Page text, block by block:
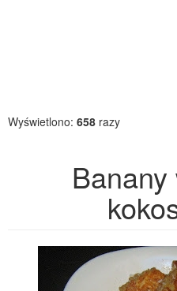
Wyświetlono: 658 razy